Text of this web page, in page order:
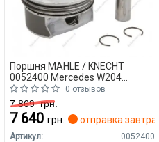
Поршня MAHLE / KNECHT
0052400 Mercedes W204
(CLASS-C)
0 отзывов
7 869грн.
7 640 грн. отправка завтра
Артикул:
0052400